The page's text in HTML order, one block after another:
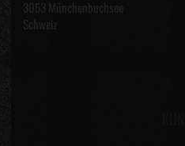
3053 Münchenbuchsee
Schweiz